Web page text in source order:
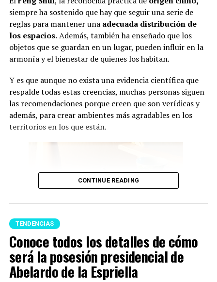
siempre ha sostenido que hay que seguir una serie de
reglas para mantener unaadecuada distribución de
los espacios.Además, también ha enseñado que los
objetos que se guardan en un lugar, pueden influir en la
armonía y el bienestar de quienes los habitan.
Y es que aunque no exista una evidencia científica que
respalde todas estas creencias, muchas personas siguen
las recomendaciones porque creen que son verídicas y
además, para crear ambientes más agradables en los
territorios en los que están.
Feng Shui (Imagen tomada de Pinterest)
CONTINUE READING
TENDENCIAS
Conoce todos los detalles de cómo
será la posesión presidencial de
Abelardo de la Espriella